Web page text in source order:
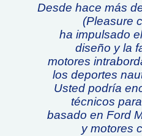
Desde hace más
(Pleasure
ha impulsado
diseño y la
motores
los deportes
Usted podría
técnicos
basado en Ford
y motores